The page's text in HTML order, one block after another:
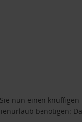
nun einen
benötigen: